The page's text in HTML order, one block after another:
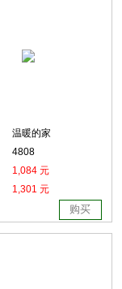
温暖的家
4808
1,084 元
1,301 元
购买